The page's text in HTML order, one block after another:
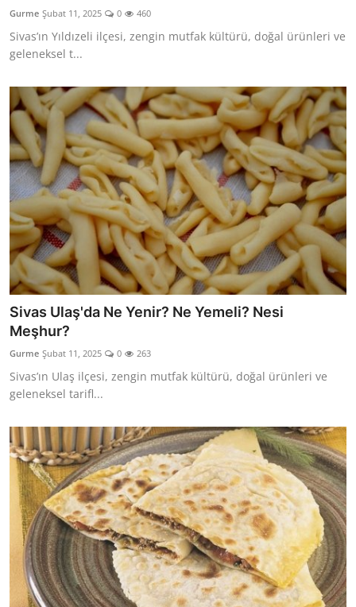
Anne & Bebek Beslenmesi
Mutfak Sırları & Teknikler
Gıda Sözlüğü & Nedir?
Yemek Tarifleri & Menüler
Gurme Şubat 11, 2025 0 460
Sivas’ın Yıldızeli ilçesi, zengin mutfak kültürü, doğal ürünleri ve
geleneksel t...
Sivas Ulaş'da Ne Yenir? Ne Yemeli? Nesi
Meşhur?
Gurme Şubat 11, 2025 0 263
Sivas’ın Ulaş ilçesi, zengin mutfak kültürü, doğal ürünleri ve
geleneksel tarifl...